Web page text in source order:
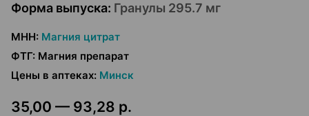
Форма выпуска: Гранулы 295.7 мг
МНН: Магния цитрат
ФТГ: Магния препарат
Цены в аптеках: Минск
35,00 — 93,28 р.